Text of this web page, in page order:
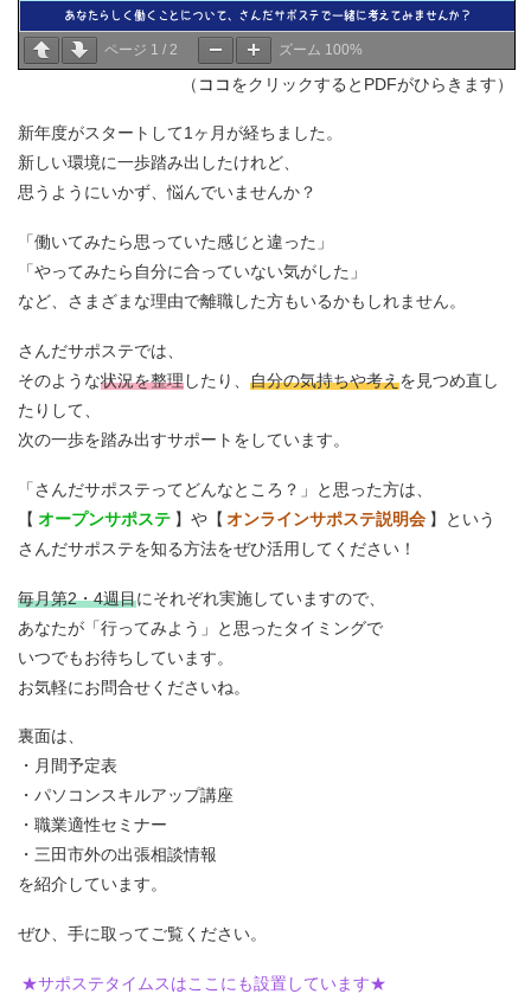
ページ 1 / 2 ズーム 100%
（ ココをクリックするとPDFがひらきます）
新年度がスタートして1ヶ月が経ちました。
新しい環境に一歩踏み出したけれど、
思うようにいかず、悩んでいませんか？
「働いてみたら思っていた感じと違った」
「やってみたら自分に合っていない気がした」
など、さまざまな理由で離職した方もいるかもしれません。
さんだサポステでは、
そのような状況を整理したり、 自分の気持ちや考えを見つめ直し
たりして、
次の一歩を踏み出すサポートをしています。
「さんだサポステってどんなところ？」と思った方は、
【 オープンサポステ 】や【 オンラインサポステ説明会 】という
さんだサポステを知る方法をぜひ活用してください！
毎月第2・4週目にそれぞれ実施していますので、
あなたが「行ってみよう」と思ったタイミングで
いつでもお待ちしています。
お気軽にお問合せくださいね。
裏面は、
・月間予定表
・パソコンスキルアップ講座
・職業適性セミナー
・三田市外の出張相談情報
を紹介しています。
ぜひ、手に取ってご覧ください。
★サポステタイムスはここにも設置しています★